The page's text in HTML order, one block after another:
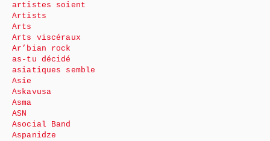
artistes soient
Artists
Arts
Arts viscéraux
Ar’bian rock
as-tu décidé
asiatiques semble
Asie
Askavusa
Asma
ASN
Asocial Band
Aspanidze